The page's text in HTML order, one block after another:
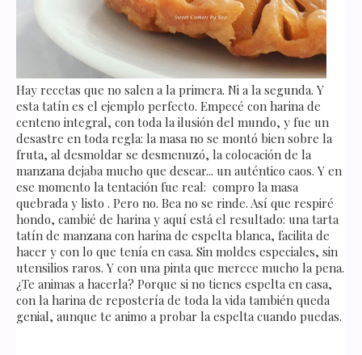
Hay recetas que no salen a la primera. Ni a la segunda. Y
esta tatín es el ejemplo perfecto. Empecé con harina de
centeno integral, con toda la ilusión del mundo, y fue un
desastre en toda regla: la masa no se montó bien sobre la
fruta, al desmoldar se desmenuzó, la colocación de la
manzana dejaba mucho que desear... un auténtico caos. Y en
ese momento la tentación fue real: compro la masa
quebrada y listo . Pero no. Bea no se rinde. Así que respiré
hondo, cambié de harina y aquí está el resultado: una tarta
tatín de manzana con harina de espelta blanca, facilita de
hacer y con lo que tenía en casa. Sin moldes especiales, sin
utensilios raros. Y con una pinta que merece mucho la pena.
¿Te animas a hacerla? Porque si no tienes espelta en casa,
con la harina de repostería de toda la vida también queda
genial, aunque te animo a probar la espelta cuando puedas.